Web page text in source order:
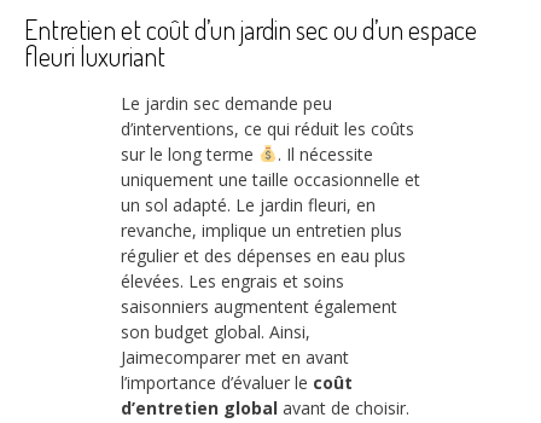
Entretien et coût d’un jardin sec ou d’un espace
fleuri luxuriant
Le jardin sec demande peu
d’interventions, ce qui réduit les coûts
sur le long terme
. Il nécessite
uniquement une taille occasionnelle et
un sol adapté. Le jardin fleuri, en
revanche, implique un entretien plus
régulier et des dépenses en eau plus
élevées. Les engrais et soins
saisonniers augmentent également
son budget global. Ainsi,
Jaimecomparer met en avant
l’importance d’évaluer le coût
d’entretien global avant de choisir.